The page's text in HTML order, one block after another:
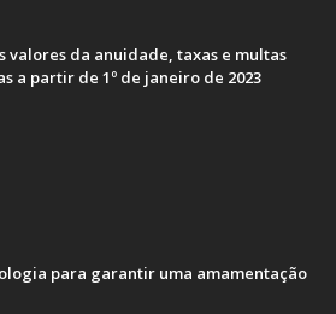
valores da anuidade, taxas e multas
a partir de 1º de janeiro de 2023
para garantir uma amamentação